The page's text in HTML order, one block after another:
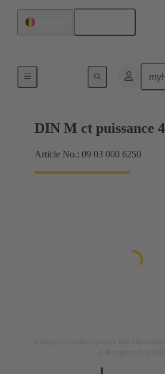
Raccordement carte mère à carte
DIN M ct puissance
Article No.: 09 03 000 6250